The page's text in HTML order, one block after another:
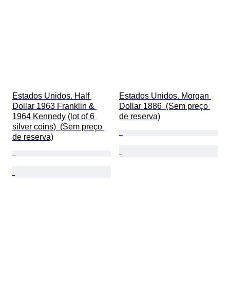
Estados Unidos. Half
Dollar 1963 Franklin &
1964 Kennedy (lot of 6
silver coins)  (Sem preço
de reserva)
Estados Unidos. Morgan
Dollar 1886  (Sem preço
de reserva)